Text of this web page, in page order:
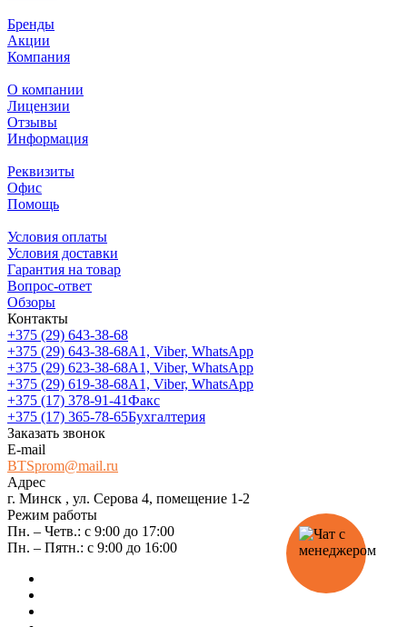
Бренды
Акции
Компания
О компании
Лицензии
Отзывы
Информация
Реквизиты
Офис
Помощь
Условия оплаты
Условия доставки
Гарантия на товар
Вопрос-ответ
Обзоры
Контакты
+375 (29) 643-38-68
+375 (29) 643-38-68А1, Viber, WhatsApp
+375 (29) 623-38-68А1, Viber, WhatsApp
+375 (29) 619-38-68А1, Viber, WhatsApp
+375 (17) 378-91-41Факс
+375 (17) 365-78-65Бухгалтерия
Заказать звонок
E-mail
BTSprom@mail.ru
Адрес
г. Минск , ул. Серова 4, помещение 1-2
Режим работы
Пн. – Четв.: с 9:00 до 17:00
Пн. – Пятн.: с 9:00 до 16:00